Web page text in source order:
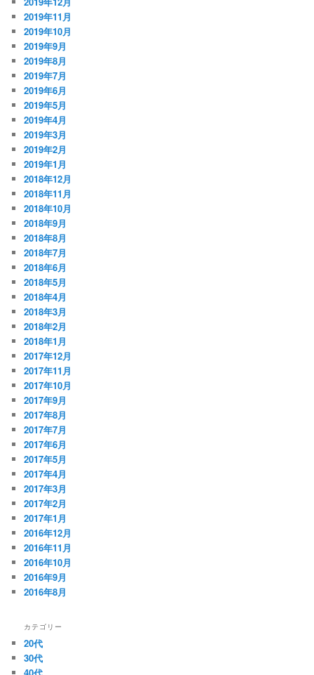
2019年11月
2019年10月
2019年9月
2019年8月
2019年7月
2019年6月
2019年5月
2019年4月
2019年3月
2019年2月
2019年1月
2018年12月
2018年11月
2018年10月
2018年9月
2018年8月
2018年7月
2018年6月
2018年5月
2018年4月
2018年3月
2018年2月
2018年1月
2017年12月
2017年11月
2017年10月
2017年9月
2017年8月
2017年7月
2017年6月
2017年5月
2017年4月
2017年3月
2017年2月
2017年1月
2016年12月
2016年11月
2016年10月
2016年9月
2016年8月
カテゴリー
20代
30代